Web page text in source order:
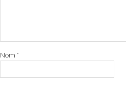
Nom *